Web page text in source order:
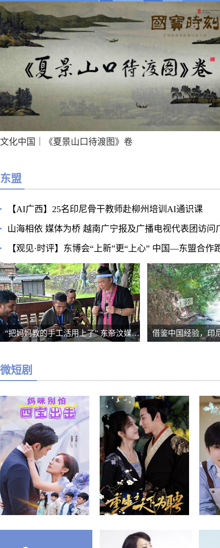
文化中国｜《夏景山口待渡图》卷
东盟
【AI广西】25名印尼骨干教师赴柳州培训AI通识课
山海相依 媒体为桥 越南广宁报及广播电视代表团访问
【观见·时评】东博会“上新”更“上心” 中国—东盟合作
>
“把妈妈教的手工活用上了” 东帝汶媒体团体验侗族刺绣技艺 借鉴中国经验，印
微短剧